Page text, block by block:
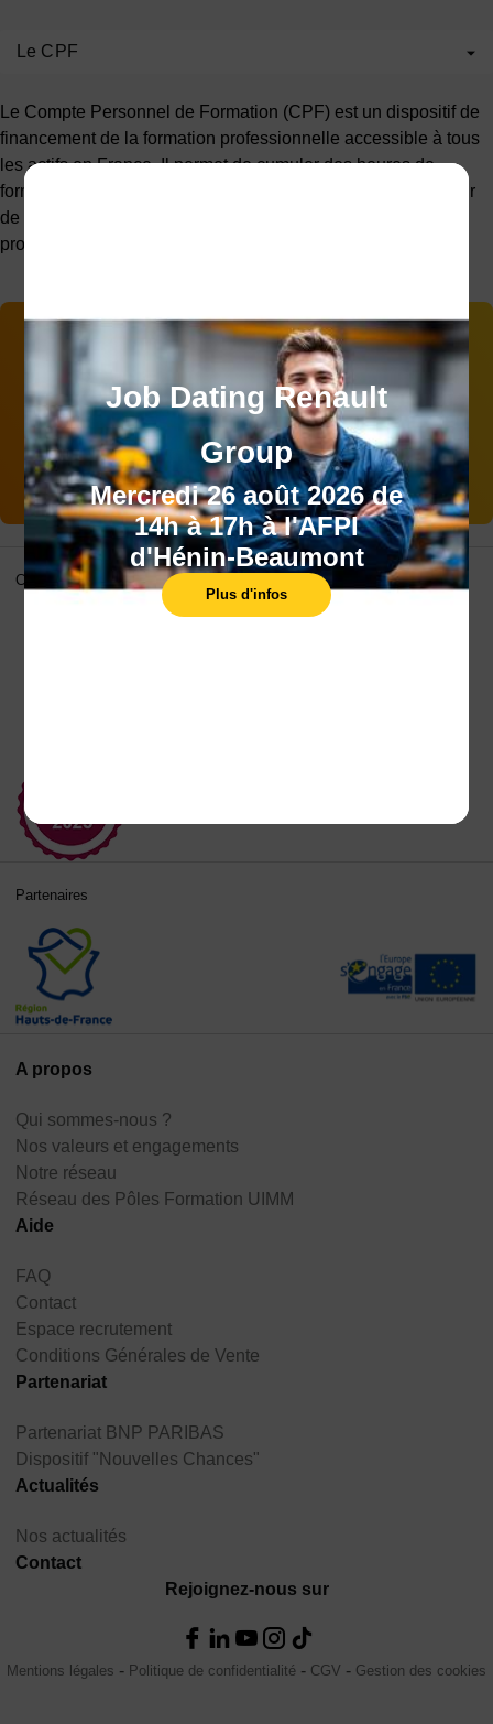
Job Dating Renault
Group
Mercredi 26 août 2026 de
14h à 17h à l'AFPI
d'Hénin-Beaumont
Plus d'infos
Le CPF
Le Compte Personnel de Formation (CPF) est un dispositif de
financement de la formation professionnelle accessible à tous
les actifs en France. Il permet de cumuler des heures de
formation tout au long de sa vie professionnelle pour acquérir
de nouvelles compétences et faciliter l'évolution
professionnelle.
Vous souhaitez être
accompagné(e) dans votre
projet ?
Contactez-nous
A propos
Qui sommes-nous ?
Nos valeurs et engagements
Notre réseau
Réseau des Pôles Formation UIMM
Aide
FAQ
Contact
Espace recrutement
Conditions Générales de Vente
Partenariat
Partenariat BNP PARIBAS
Dispositif "Nouvelles Chances"
Actualités
Nos actualités
Contact
Rejoignez-nous sur
Certifications
Partenaires
Mentions légales Politique de confidentialité CGV Gestion des cookies